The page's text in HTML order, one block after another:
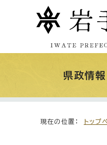
県政情報
現在の位置： トップ